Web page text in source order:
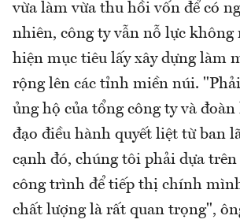
vừa làm vừa thu hồi vốn để có
nhiên, công ty vẫn nỗ lực không
hiện mục tiêu lấy xây dựng làm
rộng lên các tỉnh miền núi.
ủng hộ của tổng công ty và
đạo điều hành quyết liệt từ ban
cạnh đó, chúng tôi phải dựa
công trình để tiếp thị chính
chất lượng là rất quan trọng",